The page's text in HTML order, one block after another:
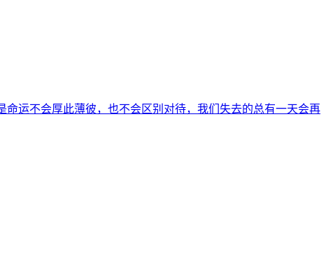
运不会厚此薄彼，也不会区别对待，我们失去的总有一天会再